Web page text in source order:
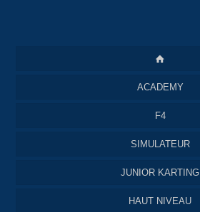
ACADEMY
F4
SIMULATEUR
JUNIOR KARTING
HAUT NIVEAU